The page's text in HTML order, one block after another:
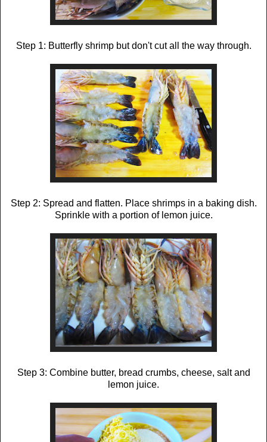
Step 1: Butterfly shrimp but don't cut all the way through.
Step 2: Spread and flatten. Place shrimps in a baking dish.
Sprinkle with a portion of lemon juice.
Step 3: Combine butter, bread crumbs, cheese, salt and
lemon juice.